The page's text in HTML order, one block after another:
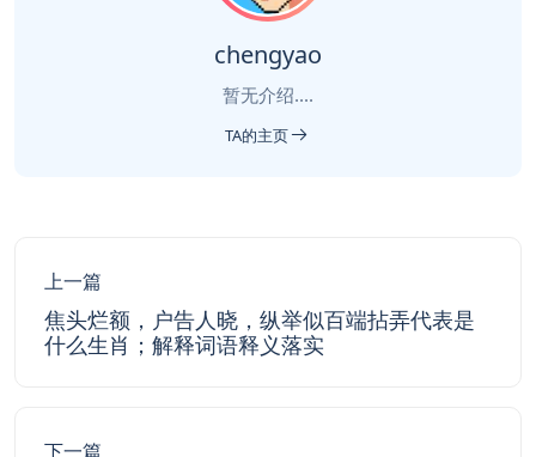
chengyao
暂无介绍....
TA的主页
上一篇
焦头烂额，户告人晓，纵举似百端拈弄代表是
什么生肖；解释词语释义落实
下一篇